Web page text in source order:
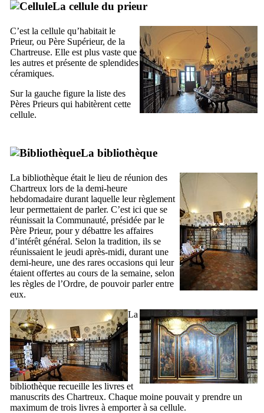
La cellule du prieur
C’est la cellule qu’habitait le
Prieur, ou Père Supérieur, de la
Chartreuse. Elle est plus vaste que
les autres et présente de splendides
céramiques.
Sur la gauche figure la liste des
Pères Prieurs qui habitèrent cette
cellule.
La bibliothèque
La bibliothèque était le lieu de réunion des
Chartreux lors de la demi-heure
hebdomadaire durant laquelle leur règlement
leur permettaient de parler. C’est ici que se
réunissait la Communauté, présidée par le
Père Prieur, pour y débattre les affaires
d’intérêt général. Selon la tradition, ils se
réunissaient le jeudi après-midi, durant une
demi-heure, une des rares occasions qui leur
étaient offertes au cours de la semaine, selon
les règles de l’Ordre, de pouvoir parler entre
eux.
La
bibliothèque recueille les livres et
manuscrits des Chartreux. Chaque moine pouvait y prendre un
maximum de trois livres à emporter à sa cellule.